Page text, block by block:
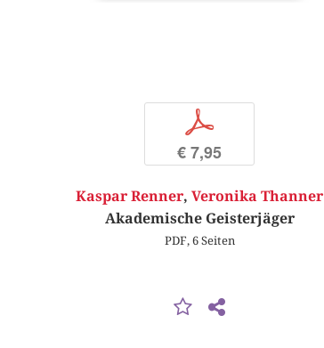
p
€ 7,95
Kaspar Renner, Veronika Thanner
Akademische Geisterjäger
PDF, 6 Seiten